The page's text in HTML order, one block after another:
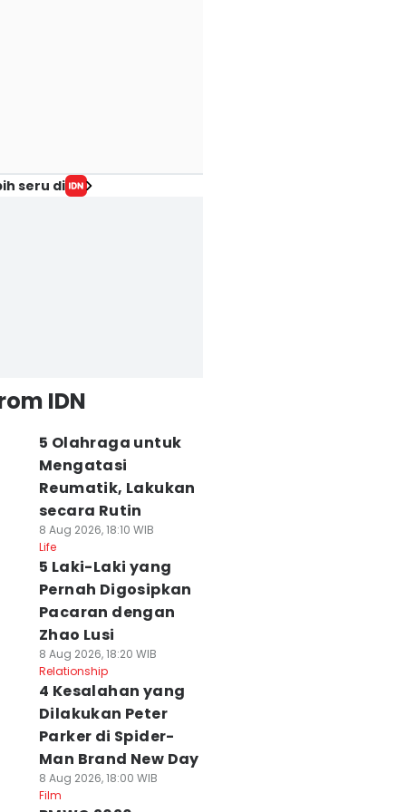
seru di
IDN
5 Olahraga untuk
Mengatasi
Reumatik, Lakukan
secara Rutin
8 Aug 2026, 18:10 WIB
Life
5 Laki-Laki yang
Pernah Digosipkan
Pacaran dengan
Zhao Lusi
8 Aug 2026, 18:20 WIB
Relationship
4 Kesalahan yang
Dilakukan Peter
Parker di Spider-
Man Brand New Day
8 Aug 2026, 18:00 WIB
Film